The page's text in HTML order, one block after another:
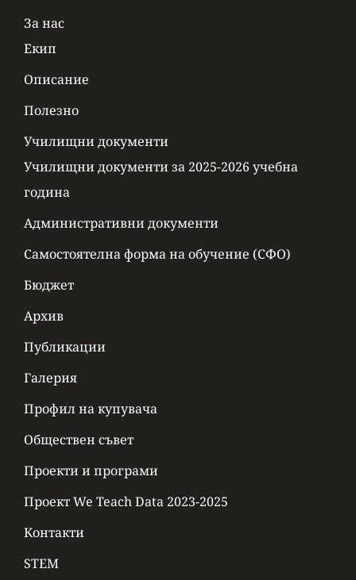
За нас
Екип
Описание
Полезно
Училищни документи
Училищни документи за 2025-2026 учебна
година
Административни документи
Самостоятелна форма на обучение (СФО)
Бюджет
Архив
Публикации
Галерия
Профил на купувача
Обществен съвет
Проекти и програми
Проект We Teach Data 2023-2025
Контакти
STEM